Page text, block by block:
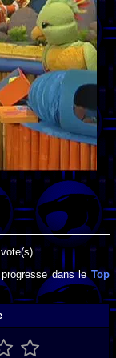
vote(s).
dans le Top